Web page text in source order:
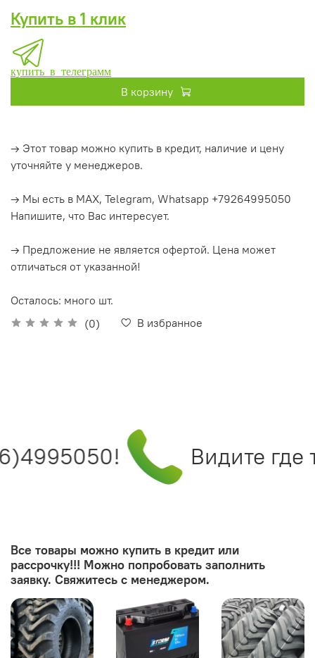
(0) В избранное
Купить в 1 клик
купить в телеграмм
В корзину
→ Этот товар можно купить в кредит, наличие и цену
уточняйте у менеджеров.
→ Мы есть в MAX, Telegram, Whatsapp +79264995050
Напишите, что Вас интересует.
→ Предложение не является офертой. Цена может
отличаться от указанной!
Осталось: много шт.
Видите
Все товары можно купить в кредит или
рассрочку!!! Можно попробовать заполнить
заявку. Свяжитесь с менеджером.